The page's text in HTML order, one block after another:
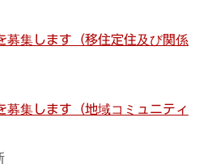
募集します（移住定住及び関係
募集します（地域コミュニティ